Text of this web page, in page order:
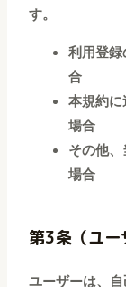
す。
利用登
合
本規約
場合
その他
場合
第3条（ユー
ユーザーは、